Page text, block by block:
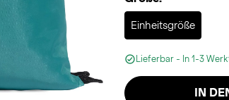
Einheitsgröße
Lieferbar - In 1-3
IN